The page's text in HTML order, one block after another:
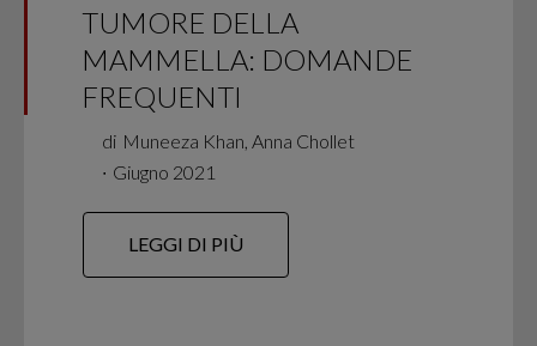
TUMORE DELLA
MAMMELLA: DOMANDE
FREQUENTI
di Muneeza Khan, Anna Chollet
∙ Giugno 2021
LEGGI DI PIÙ